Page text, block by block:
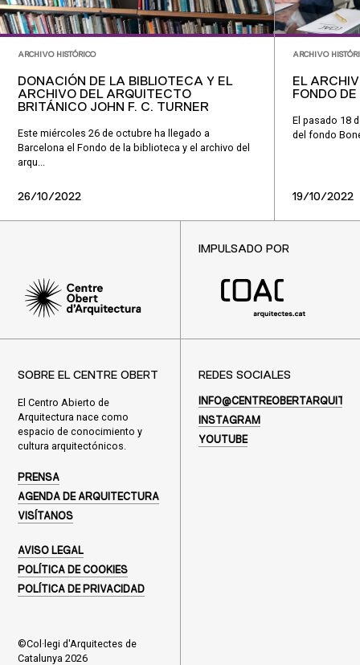
ARCHIVO HISTÓRICO
DONACIÓN DE LA BIBLIOTECA Y EL
ARCHIVO DEL ARQUITECTO
BRITÁNICO JOHN F. C. TURNER
Este miércoles 26 de octubre ha llegado a
Barcelona el Fondo de la biblioteca y el archivo del
arqu...
26/10/2022
ARCHIVO
EL
FONDO DE
El pasado 18
del fondo
19/10/2022
IMPULSADO POR
SOBRE EL CENTRE OBERT
El Centro Abierto de
Arquitectura nace como
espacio de conocimiento y
cultura arquitectónicos.
PRENSA
AGENDA DE ARQUITECTURA
VISÍTANOS
AVISO LEGAL
POLÍTICA DE COOKIES
POLÍTICA DE PRIVACIDAD
©Col·legi d'Arquitectes de
Catalunya 2026
REDES SOCIALES
INSTAGRAM
YOUTUBE